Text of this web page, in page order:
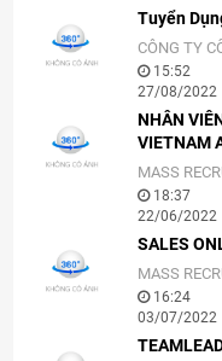
Tuyển
15:52
27/08/2022
NHÂN VIÊN THU
VIETNAM
MASS
18:37
22/06/2022
SALES
MASS
16:24
03/07/2022